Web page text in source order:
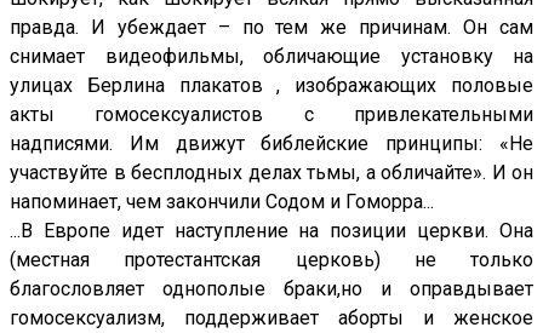
правда. И убеждает – по тем же причинам. Он сам
снимает видеофильмы, обличающие установку на
улицах Берлина плакатов , изображающих половые
акты гомосексуалистов с привлекательными
надписями. Им движут библейские принципы: «Не
участвуйте в бесплодных делах тьмы, а обличайте». И он
напоминает, чем закончили Содом и Гоморра...
...В Европе идет наступление на позиции церкви. Она
(местная протестантская церковь) не только
благословляет однополые браки,но и оправдывает
гомосексуализм, поддерживает аборты и женское